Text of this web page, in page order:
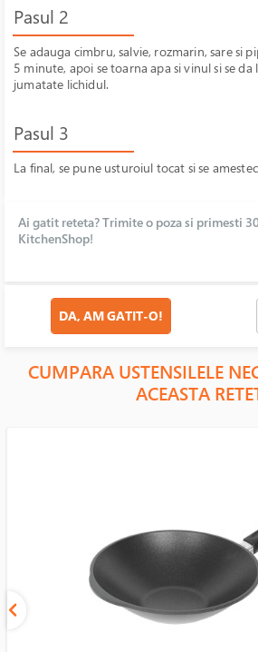
Pasul 2
Se adauga cimbru, salvie, rozmarin, sare si
5 minute, apoi se toarna apa si vinul si se da
jumatate lichidul.
Pasul 3
La final, se pune usturoiul tocat si se
Ai gatit reteta? Trimite o poza si primesti
KitchenShop!
DA, AM GATIT-O!
CUMPARA USTENSILELE
ACEASTA